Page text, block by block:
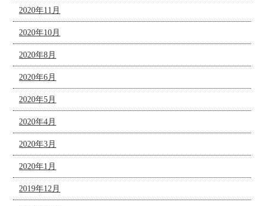
2020年11月
2020年10月
2020年8月
2020年6月
2020年5月
2020年4月
2020年3月
2020年1月
2019年12月